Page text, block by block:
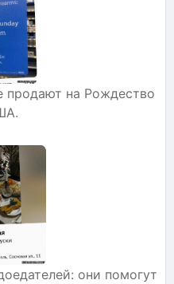
продают на Рождество
они помогут